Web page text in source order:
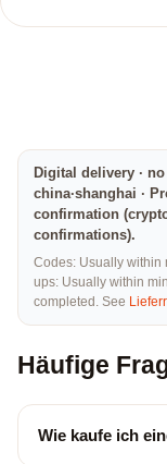
Digital delivery ·
china·shanghai ·
confirmation
confirmations).
Codes: Usually within
ups: Usually within
completed. See
Häufige
Wie kaufe ich